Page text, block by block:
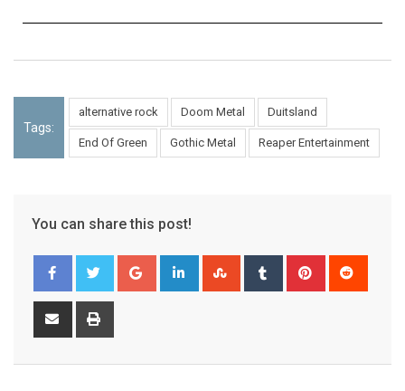
Tags:
alternative rock Doom Metal Duitsland
End Of Green Gothic Metal Reaper Entertainment
You can share this post!